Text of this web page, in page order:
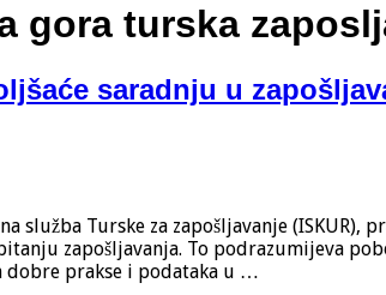
gora turska
saradnju u
služba Turske za zapošljavanje
zapošljavanja. To podrazumijeva
dobre prakse i podataka u …